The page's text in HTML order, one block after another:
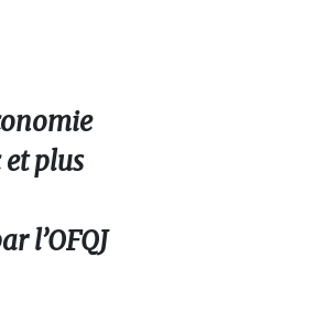
et plus
l’OFQJ